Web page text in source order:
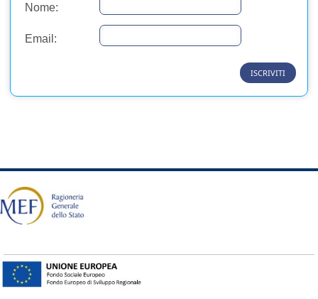
Nome:
Email: